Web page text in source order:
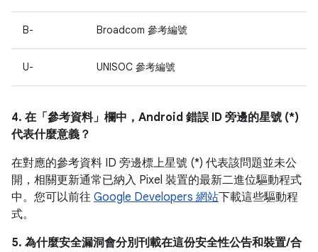
B- Broadcom 參考編號
U- UNISOC 參考編號
4. 在「參考資料」 欄中，Android 錯誤 ID 旁邊的星號 (*)
代表什麼意義？
在對應的參考資料 ID 旁邊標上星號 (*) 代表該問題並未公
開，相關更新通常已納入 Pixel 裝置的最新二進位驅動程式
中。您可以前往 Google Developers 網站下載這些驅動程
式。
5. 為什麼安全漏洞會分別刊載在這份安全性公告和裝置/合